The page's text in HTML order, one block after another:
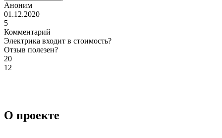
Аноним
01.12.2020
5
Комментарий
Электрика входит в стоимость?
Отзыв полезен?
20
12
О проекте